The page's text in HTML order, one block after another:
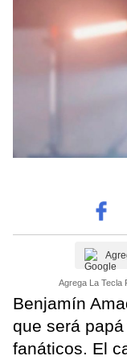
Agrega La Tecla
Benjamín
que será
fanáticos. El